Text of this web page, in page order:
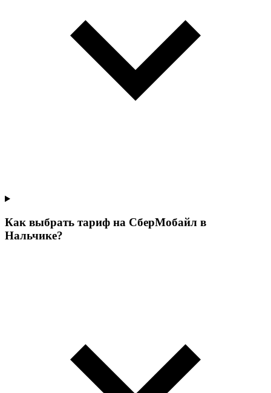
Как выбрать тариф на СберМобайл в
Нальчике?